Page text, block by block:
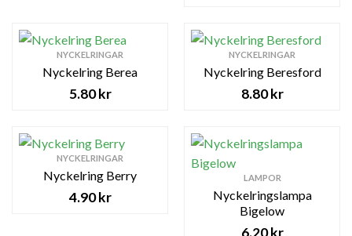
NYCKELRINGAR
Nyckelring Berea
5.80kr
NYCKELRINGAR
Nyckelring Beresford
8.80kr
NYCKELRINGAR
Nyckelring Berry
4.90kr
LAMPOR
Nyckelringslampa
Bigelow